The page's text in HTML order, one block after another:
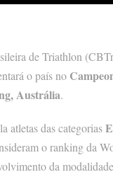
de Triathlon
o país no
Austrália.
atletas das categorias
o ranking da
da